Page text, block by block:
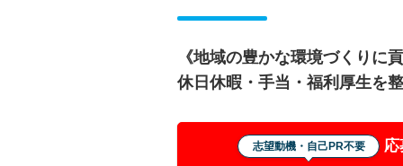
《地域の豊かな環境づくりに
休日休暇・手当・福利厚生を
志望動機・自己PR不要